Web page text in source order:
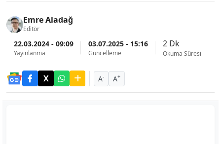
Emre Aladağ
Editör
22.03.2024 - 09:09
Yayınlanma
03.07.2025 - 15:16
Güncelleme
2 Dk
Okuma Süresi
A- A+